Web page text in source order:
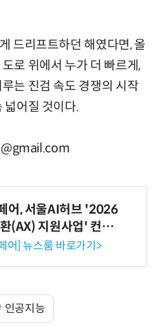
드리프트하던 해였다면, 올
로 위에서 누가 더 빠르게,
는 진검 속도 경쟁의 시작
넓어질 것이다.
어, 서울AI허브 '2026
(AX) 지원사업' 컨소
정
어] 뉴스룸 바로가기>
인공지능